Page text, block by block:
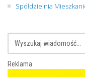
Spółdzielnia
Reklama